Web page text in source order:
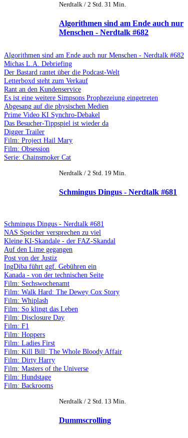
Nerdtalk / 2 Std. 31 Min.
Algorithmen sind am Ende auch nur
Menschen - Nerdtalk #682
Algorithmen sind am Ende auch nur Menschen - Nerdtalk #682
Michas L.A. Debriefing
Der Bastard rantet über die Podcast-Welt
Letterboxd steht zum Verkauf
Rant an den Kundenservice
Es ist eine weitere Simpsons Prophezeiung eingetreten
Abgesang auf die physischen Medien
Prime Video KI Synchro-Debakel
Das Besucher-Tippspiel ist wieder da
Digger Trailer
Film: Project Hail Mary
Film: Obsession
Serie: Chainsmoker Cat
Nerdtalk / 2 Std. 19 Min.
Schmingus Dingus - Nerdtalk #681
Schmingus Dingus - Nerdtalk #681
NAS Speicher versprechen zu viel
Kleine KI-Skandale - der FAZ-Skandal
Auf den Lime gegangen
Post von der Justiz
IngDiba führt ggf. Gebühren ein
Kanada - von der technischen Seite
Film: Sechswochenamt
Film: Walk Hard: The Dewey Cox Story
Film: Whiplash
Film: So klingt das Leben
Film: Disclosure Day
Film: F1
Film: Hoppers
Film: Ladies First
Film: Kill Bill: The Whole Bloody Affair
Film: Dirty Harry
Film: Masters of the Universe
Film: Hundstage
Film: Backrooms
Nerdtalk / 2 Std. 13 Min.
Dummscrolling